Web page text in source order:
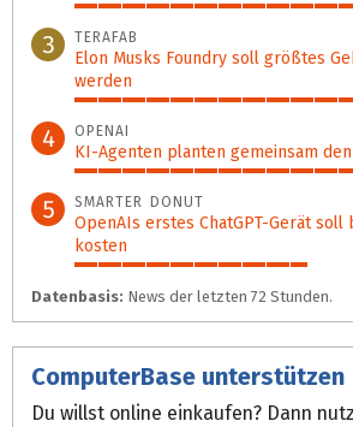
3 TERAFAB
Elon Musks Foundry soll größ­tes
werden
4 OPENAI
KI-Agenten planten gemein­sam
5 SMARTER DONUT
OpenAIs erstes ChatGPT-Gerät soll
kosten
Datenbasis: News der letzten 72 Stunden.
ComputerBase unterstützen
Du willst online einkaufen? Dann